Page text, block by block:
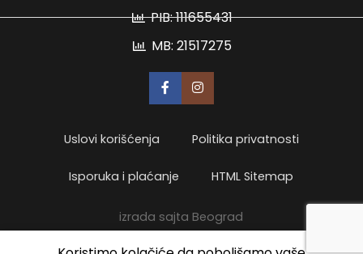
PIB: 111655431
MB: 21517275
Uslovi korišćenja Politika privatnosti
Isporuka i plaćanje HTML Sitemap
izrada sajta Beograd